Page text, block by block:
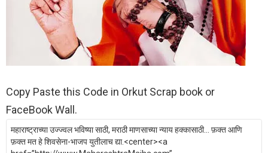
Copy Paste this Code in Orkut Scrap book or
FaceBook Wall.